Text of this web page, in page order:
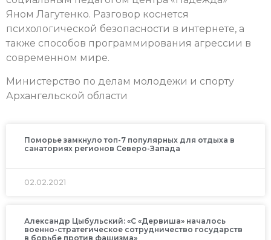
Яном Лагутенко. Разговор коснется
психологической безопасности в интернете, а
также способов программирования агрессии в
современном мире.
Министерство по делам молодежи и спорту
Архангельской области
Поморье замкнуло топ-7 популярных для отдыха в
санаториях регионов Северо-Запада
02.02.2021
Александр Цыбульский: «С «Дервиша» началось
военно-стратегическое сотрудничество государств
в борьбе против фашизма»